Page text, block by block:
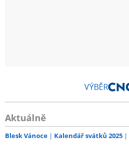
VÝBĚR
Aktuálně
Blesk Vánoce Kalendář svátků 2025